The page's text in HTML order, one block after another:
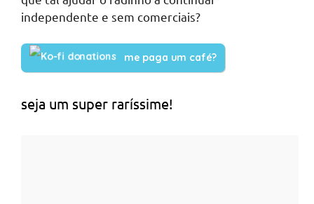
independente e sem comerciais?
me paga um café?
seja um super raríssime!